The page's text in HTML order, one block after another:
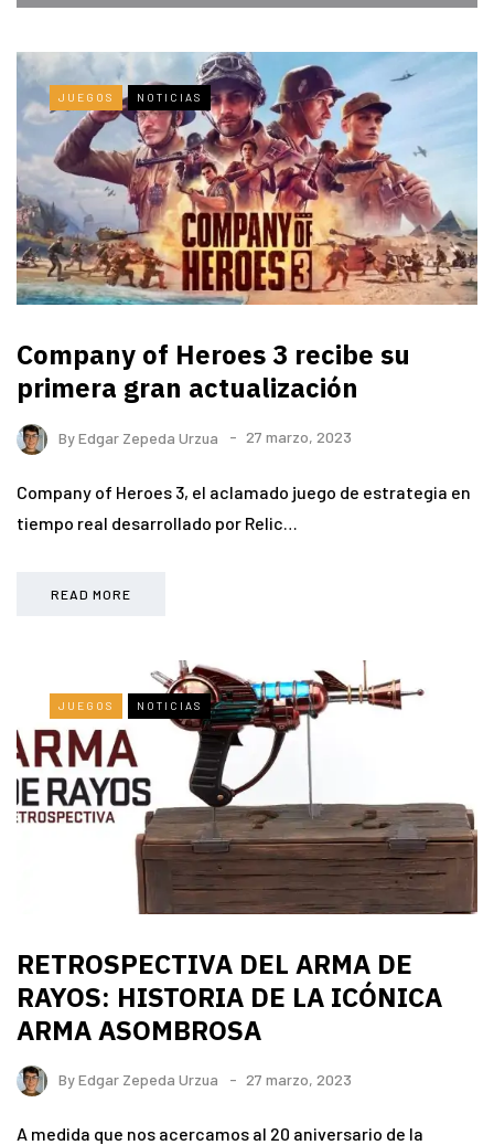
JUEGOS NOTICIAS
Company of Heroes 3 recibe su
primera gran actualización
ByEdgar Zepeda Urzua 27 marzo, 2023
Company of Heroes 3, el aclamado juego de estrategia en
tiempo real desarrollado por Relic…
READ MORE
JUEGOS NOTICIAS
RETROSPECTIVA DEL ARMA DE
RAYOS: HISTORIA DE LA ICÓNICA
ARMA ASOMBROSA
ByEdgar Zepeda Urzua 27 marzo, 2023
A medida que nos acercamos al 20 aniversario de la